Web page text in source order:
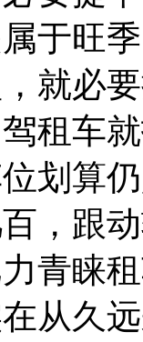
于旺
就必
租车
划算
，跟
青睐
从久